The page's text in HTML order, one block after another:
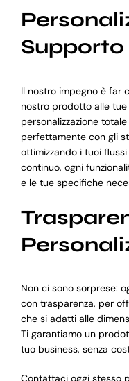
Il nostro impegno è far
nostro prodotto alle
personalizzazione
perfettamente con gli
ottimizzando i tuoi
continuo, ogni
e le tue specifiche
Non ci sono sorprese:
con trasparenza, per
che si adatti alle
Ti garantiamo un
tuo business, senza
Contattaci oggi stesso